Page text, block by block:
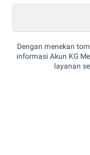
Dengan menekan
informasi Akun KG
layanan